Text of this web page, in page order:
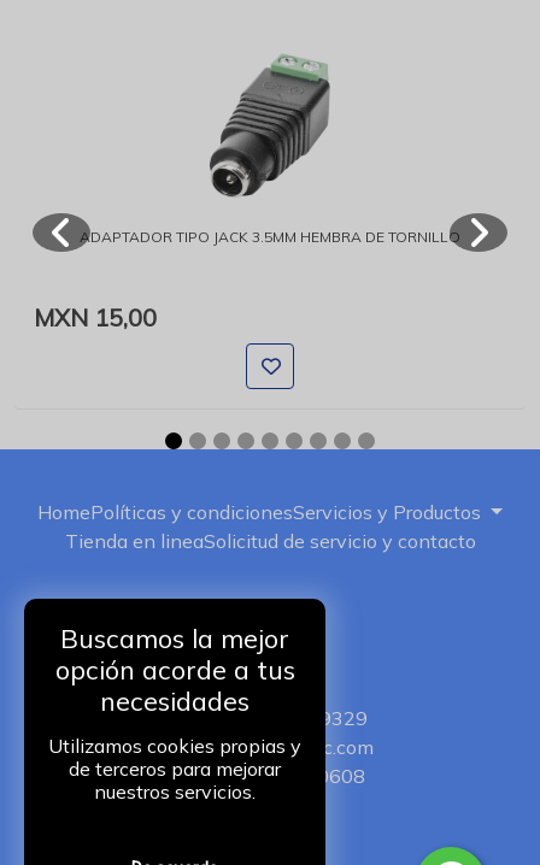
Buscamos la mejor
opción acorde a tus
necesidades
Utilizamos cookies propias y
de terceros para mejorar
nuestros servicios.
ADAPTADOR TIPO JACK 3.5MM HEMBRA DE TORNILLO
MXN 15,00
HomePolíticas y condicionesServicios y Productos
Tienda en lineaSolicitud de servicio y contacto
+52 5511149329
iservic@iservic.com
+525510250608